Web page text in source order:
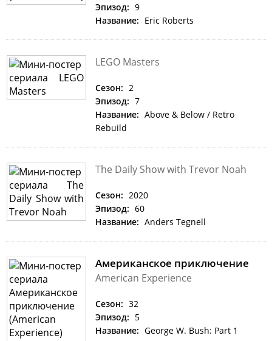
Эпизод: 9
Название: Eric Roberts
LEGO Masters
Сезон: 2
Эпизод: 7
Название: Above & Below / Retro
Rebuild
The Daily Show with Trevor Noah
Сезон: 2020
Эпизод: 60
Название: Anders Tegnell
Американское приключение
American Experience
Сезон: 32
Эпизод: 5
Название: George W. Bush: Part 1